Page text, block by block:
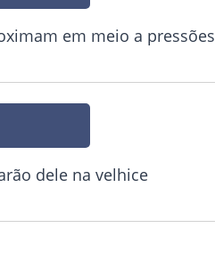
em meio a pressões
dele na velhice